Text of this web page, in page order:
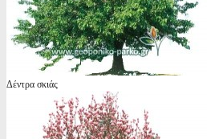
Δέντρα σκιάς